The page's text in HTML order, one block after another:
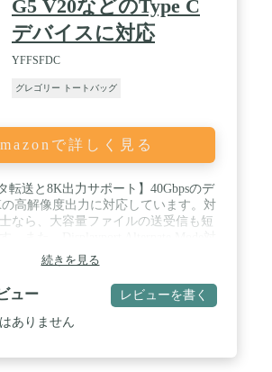
G5 V20などのType C
デバイスに対応
YFFSFDC
グレゴリー トートバッグ
で詳しく見る
転送と8K出力サポート】40Gbpsのデ
高解像度出力に対応しています。対
なら、大容量ファイルの送受信も短
れば、本製品で映像信号・音声信号
。コネクタ部分の強化により、断線
なっています。 / 2.【240Wまでの超
】USB PD（Power Delivery）に対応
240Wの急速充電が可能です。急速
続きを見る
ュー レビューを書く
ありません